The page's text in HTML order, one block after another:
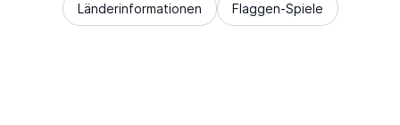
Länderinformationen Flaggen-Spiele